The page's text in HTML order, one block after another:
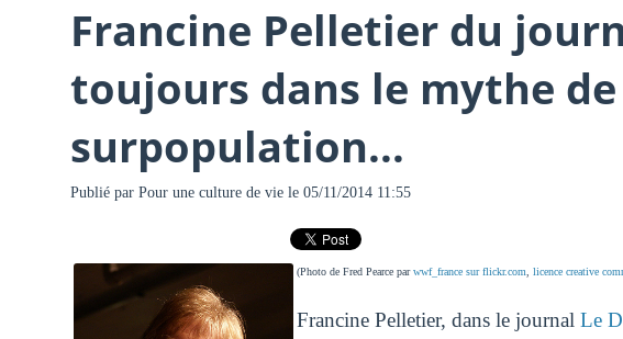
Francine Pelletier du
toujours dans le mythe
surpopulation...
Publié par Pour une culture de viele 05/11/2014 11:55
(Photo de Fred Pearce parwwf_france sur flickr.com, licence creative
Francine Pelletier, dans le journal Le